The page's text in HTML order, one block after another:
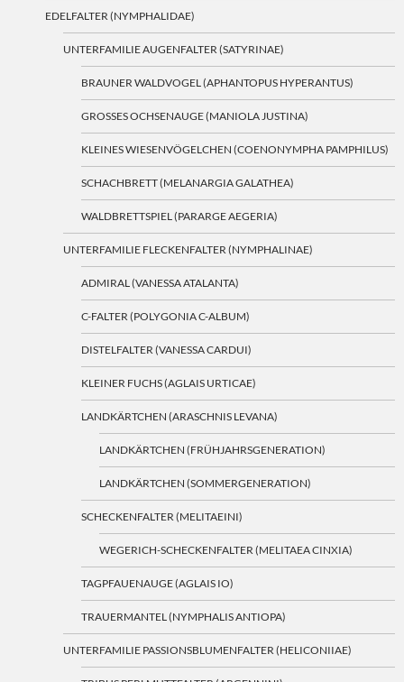
EDELFALTER (NYMPHALIDAE)
UNTERFAMILIE AUGENFALTER (SATYRINAE)
BRAUNER WALDVOGEL (APHANTOPUS HYPERANTUS)
GROSSES OCHSENAUGE (MANIOLA JUSTINA)
KLEINES WIESENVÖGELCHEN (COENONYMPHA PAMPHILUS)
SCHACHBRETT (MELANARGIA GALATHEA)
WALDBRETTSPIEL (PARARGE AEGERIA)
UNTERFAMILIE FLECKENFALTER (NYMPHALINAE)
ADMIRAL (VANESSA ATALANTA)
C-FALTER (POLYGONIA C-ALBUM)
DISTELFALTER (VANESSA CARDUI)
KLEINER FUCHS (AGLAIS URTICAE)
LANDKÄRTCHEN (ARASCHNIS LEVANA)
LANDKÄRTCHEN (FRÜHJAHRSGENERATION)
LANDKÄRTCHEN (SOMMERGENERATION)
SCHECKENFALTER (MELITAEINI)
WEGERICH-SCHECKENFALTER (MELITAEA CINXIA)
TAGPFAUENAUGE (AGLAIS IO)
TRAUERMANTEL (NYMPHALIS ANTIOPA)
UNTERFAMILIE PASSIONSBLUMENFALTER (HELICONIIAE)